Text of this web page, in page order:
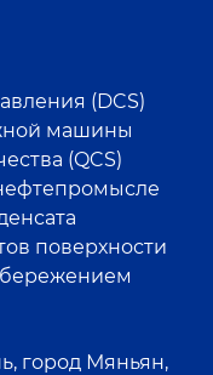
(DCS)
машины
(QCS)
поверхности
город Мяньян,